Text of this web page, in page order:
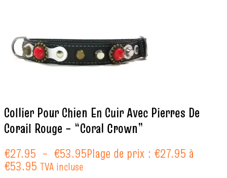
Collier Pour Chien En Cuir Avec Pierres De
Corail Rouge – “Coral Crown”
€27.95 – €53.95Plage de prix : €27.95 à
€53.95 TVA incluse